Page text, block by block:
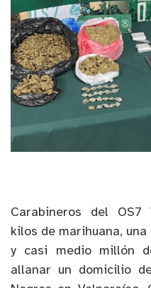
Carabineros del OS7
kilos de marihuana,
y casi medio millón
allanar un domicilio